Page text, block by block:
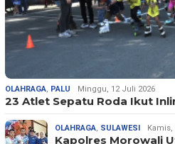
OLAHRAGA, PALU Minggu, 12 Juli 2026
23 Atlet Sepatu Roda Ikut
OLAHRAGA, SULAWESI Kamis,
Kapolres Morowali